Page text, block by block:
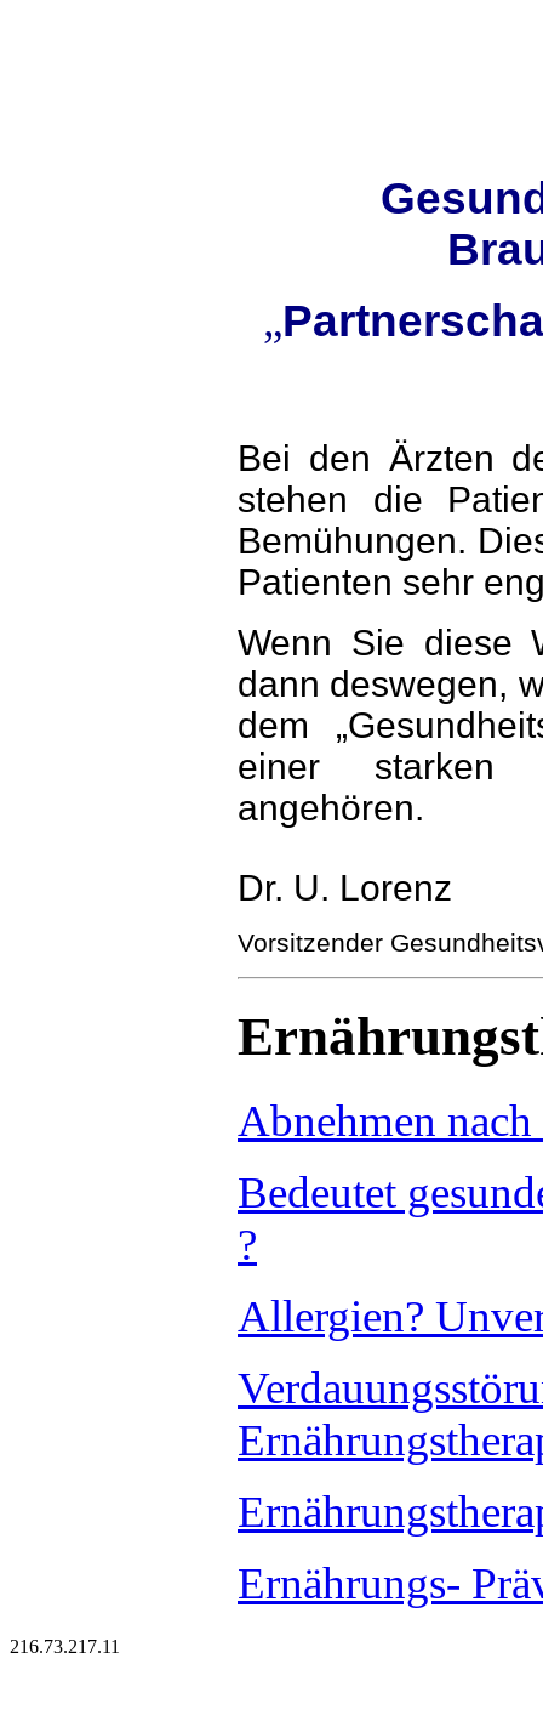
„
Bei den Ärzten
stehen die
Bemühungen.
Patienten sehr
Wenn Sie diese
dann deswegen,
dem
einer starken
angehören.
Dr. U. Lorenz
Vorsitzender
Abnehmen
Bedeutet
?
Allergien?
Ernährungs-
216.73.217.11